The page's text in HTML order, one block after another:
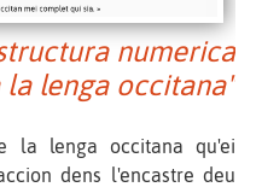
numerica
lenga occitana"
la lenga occitana qu'ei
dens l'encastre deu